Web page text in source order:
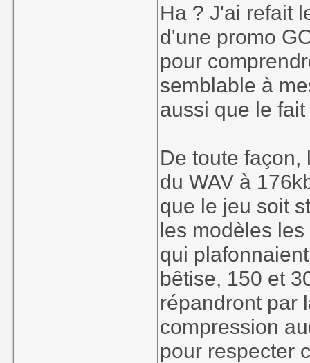
Ha ? J'ai refait
d'une promo
pour
semblable à
aussi que le
De toute façon,
du WAV à
que le jeu soit
les modèles
qui
bêtise, 150 et
répandront par
compression
pour respecter